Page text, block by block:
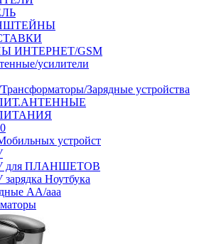
ИНТЕРНЕТ/GSM
усилители
Зарядные устройства
устройст
для ПЛАНШЕТОВ
Ноутбука
АА/ааа